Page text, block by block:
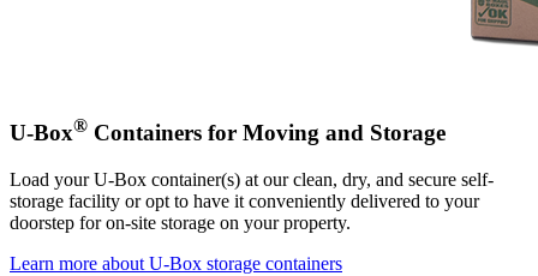
U-Box® Containers for Moving and Storage
Load yourU-Box container(s) at our clean, dry, and secure self-
storage facility or opt to have it conveniently delivered to your
doorstep for on-site storage on your property.
Learn more about U-Box storage containers